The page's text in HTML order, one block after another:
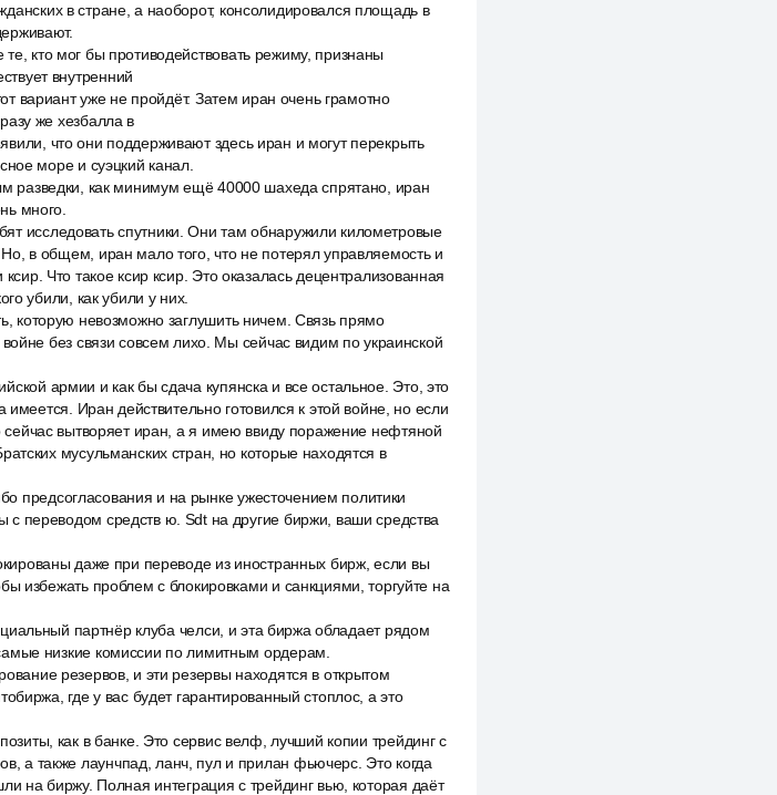
в стране, а наоборот, консолидировался площадь в
кто мог бы противодействовать режиму, признаны
внутренний
вариант уже не пройдёт. Затем иран очень грамотно
же хезбалла в
что они поддерживают здесь иран и могут перекрыть
море и суэцкий канал.
разведки, как минимум ещё 40000 шахеда спрятано, иран
много.
исследовать спутники. Они там обнаружили километровые
в общем, иран мало того, что не потерял управляемость и
Что такое ксир ксир. Это оказалась децентрализованная
убили, как убили у них.
которую невозможно заглушить ничем. Связь прямо
без связи совсем лихо. Мы сейчас видим по украинской
армии и как бы сдача купянска и все остальное. Это, это
Иран действительно готовился к этой войне, но если
вытворяет иран, а я имею ввиду поражение нефтяной
мусульманских стран, но которые находятся в
предсогласования и на рынке ужесточением политики
переводом средств ю. Sdt на другие биржи, ваши средства
даже при переводе из иностранных бирж, если вы
избежать проблем с блокировками и санкциями, торгуйте на
партнёр клуба челси, и эта биржа обладает рядом
низкие комиссии по лимитным ордерам.
резервов, и эти резервы находятся в открытом
где у вас будет гарантированный стоплос, а это
как в банке. Это сервис велф, лучший копии трейдинг с
а также лаунчпад, ланч, пул и прилан фьючерс. Это когда
на биржу. Полная интеграция с трейдинг вью, которая даёт